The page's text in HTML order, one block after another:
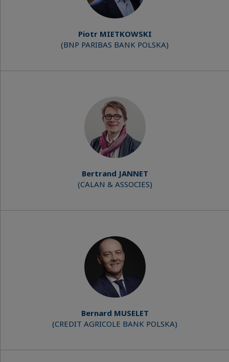
Piotr MIETKOWSKI
(BNP PARIBAS BANK POLSKA)
Bertrand JANNET
(CALAN & ASSOCIES)
Bernard MUSELET
(CREDIT AGRICOLE BANK POLSKA)